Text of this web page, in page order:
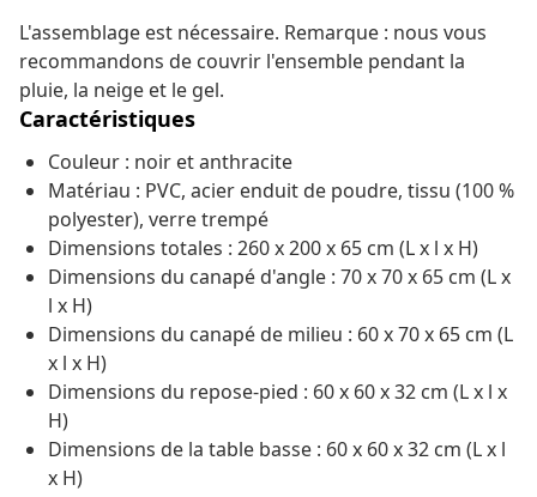
L'assemblage est nécessaire. Remarque : nous vous
recommandons de couvrir l'ensemble pendant la
pluie, la neige et le gel.
Caractéristiques
Couleur : noir et anthracite
Matériau : PVC, acier enduit de poudre, tissu (100 %
polyester), verre trempé
Dimensions totales : 260 x 200 x 65 cm (L x l x H)
Dimensions du canapé d'angle : 70 x 70 x 65 cm (L x
l x H)
Dimensions du canapé de milieu : 60 x 70 x 65 cm (L
x l x H)
Dimensions du repose-pied : 60 x 60 x 32 cm (L x l x
H)
Dimensions de la table basse : 60 x 60 x 32 cm (L x l
x H)